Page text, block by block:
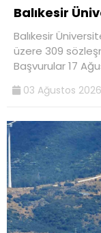
Balıkesir
Balıkesir
üzere 309
Başvurular 17
03 Ağustos